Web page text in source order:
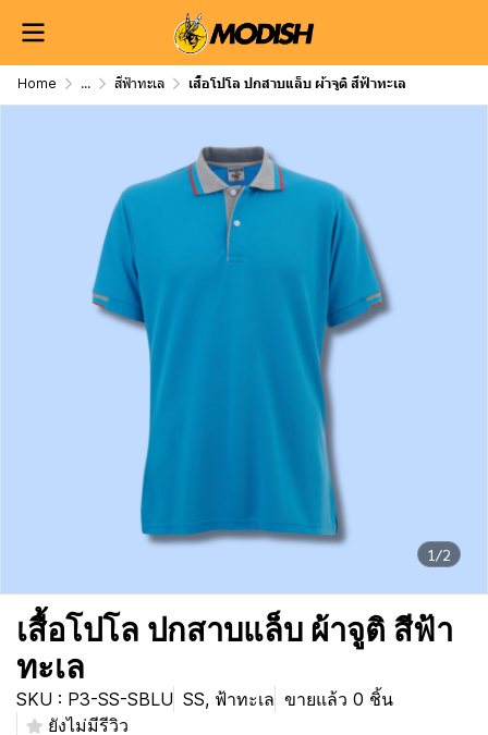
Home ... สีฟ้าทะเล เสื้อโปโล ปกสาบแล็บ ผ้าจูติ สีฟ้าทะเล
1/2
เสื้อโปโล ปกสาบแล็บ ผ้าจูติ สีฟ้า
ทะเล
SKU : P3-SS-SBLU SS, ฟ้าทะเล ขายแล้ว 0 ชิ้น
ยังไม่มีรีวิว